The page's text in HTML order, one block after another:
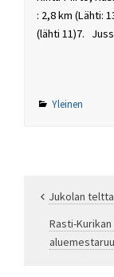
: 2,8 km (Lähti:
(lähti 11)7.
Yleinen
selaus
Jukolan
Rasti-